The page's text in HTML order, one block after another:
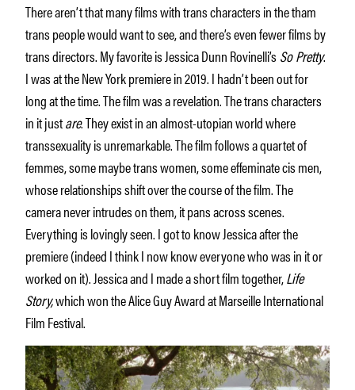
There aren’t that many films with trans characters in the tham
trans people would want to see, and there’s even fewer films by
trans directors. My favorite is Jessica Dunn Rovinelli’sSo Pretty.
I was at the New York premiere in 2019. I hadn’t been out for
long at the time. The film was a revelation. The trans characters
in it justare. They exist in an almost-utopian world where
transsexuality is unremarkable. The film follows a quartet of
femmes, some maybe trans women, some effeminate cis men,
whose relationships shift over the course of the film. The
camera never intrudes on them, it pans across scenes.
Everything is lovingly seen. I got to know Jessica after the
premiere (indeed I think I now know everyone who was in it or
worked on it). Jessica and I made a short film together,Life
Story,which won the Alice Guy Award at Marseille International
Film Festival.